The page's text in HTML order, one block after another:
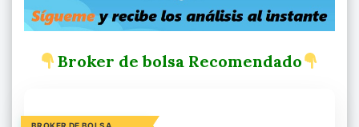
Broker de bolsa Recomendado